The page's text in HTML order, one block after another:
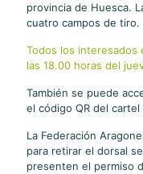
provincia de Huesca.
cuatro campos de tiro.
Todos los interesados
las 18.00 horas del
También se puede
el código QR del
La Federación
para retirar el dorsal
presenten el permiso